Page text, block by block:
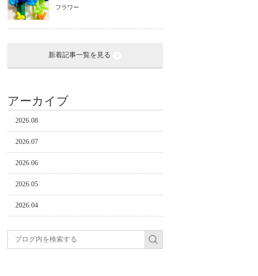
フラワー
新着記事一覧を見る
アーカイブ
2026.08
2026.07
2026.06
2026.05
2026.04